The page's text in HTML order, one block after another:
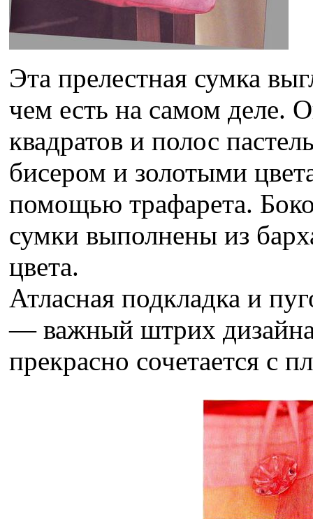
Эта прелестная сумка
чем есть на самом деле.
квадратов и полос
бисером и золотыми
помощью трафарета.
сумки выполнены из
цвета.
Атласная подкладка и
— важный штрих
прекрасно сочетается с